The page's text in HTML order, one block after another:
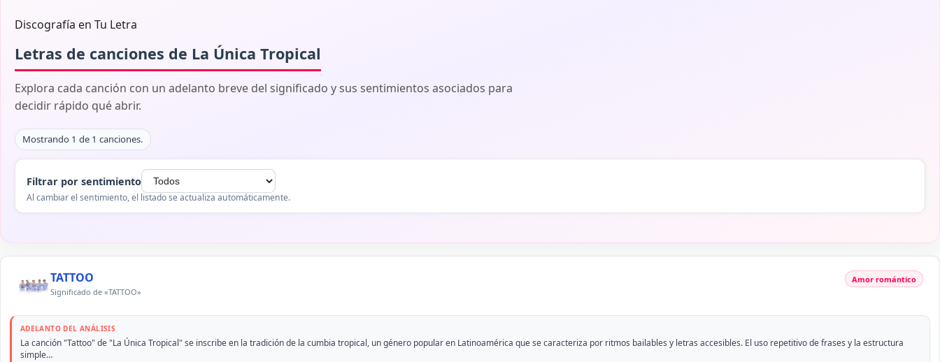
Discografía en Tu Letra
Letras de canciones de La Única Tropical
Explora cada canción con un adelanto breve del significado y sus sentimientos asociados para
decidir rápido qué abrir.
Mostrando 1 de 1 canciones.
Filtrar por sentimiento
Al cambiar el sentimiento, el listado se actualiza automáticamente.
TATTOO
Significado de «TATTOO»
Amor romántico
ADELANTO DEL ANÁLISIS
La canción "Tattoo" de "La Única Tropical" se inscribe en la tradición de la cumbia tropical, un género popular en Latinoamérica que se caracteriza por ritmos bailables y letras accesibles. El uso repetitivo de frases y la estructura
simple…